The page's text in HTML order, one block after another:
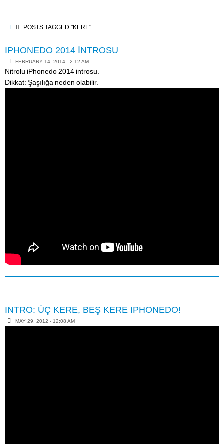
contentHOMEPOSTS TAGGED "KERE"
IPHONEDO 2014 İNTROSU
FEBRUARY 14, 2014 - 2:12 AM
Nitrolu iPhonedo 2014 introsu.
Dikkat: Şaşılığa neden olabilir.
INTRO: ÜÇ KERE, BEŞ KERE IPHONEDO!
MAY 29, 2012 - 12:08 AM